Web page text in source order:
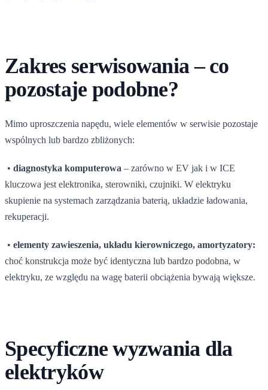
Zakres serwisowania – co
pozostaje podobne?
Mimo uproszczenia napędu, wiele elementów w serwisie pozostaje
wspólnych lub bardzo zbliżonych:
• diagnostyka komputerowa – zarówno w EV jak i w ICE
kluczowa jest elektronika, sterowniki, czujniki. W elektryku
skupienie na systemach zarządzania baterią, układzie ładowania,
rekuperacji.
• elementy zawieszenia, układu kierowniczego, amortyzatory:
choć konstrukcja może być identyczna lub bardzo podobna, w
elektryku, ze względu na wagę baterii obciążenia bywają większe.
Specyficzne wyzwania dla
elektryków